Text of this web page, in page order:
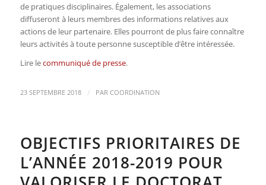
de pratiques disciplinaires. Également, les associations
diffuseront à leurs membres des informations relatives aux
actions de leur partenaire. Elles pourront de plus faire connaître
leurs activités à toute personne susceptible d’être intéressée.
Lire lecommuniqué de presse.
23 SEPTEMBRE 2018 / PAR COORDINATION
OBJECTIFS PRIORITAIRES DE
L’ANNÉE 2018-2019 POUR